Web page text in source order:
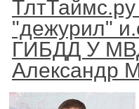
"дежурил"
ГИБДД У
Александр